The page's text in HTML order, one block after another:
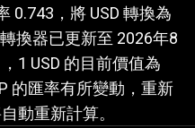
GBP 的匯率
0.743，將 USD 轉換為
換器已更新至 2026年8
1 USD 的目前價值為
的匯率有所變動，重新
動重新計算。